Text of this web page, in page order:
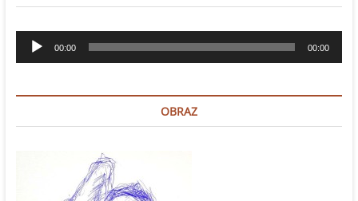
Odtwarzacz
plików
00:00 00:00
OBRAZ